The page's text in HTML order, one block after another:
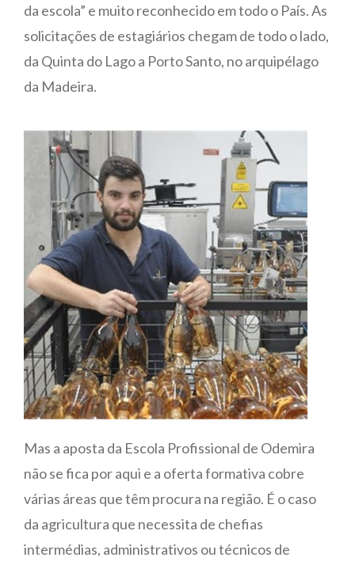
da escola” e muito reconhecido em todo o País. As
solicitações de estagiários chegam de todo o lado,
da Quinta do Lago a Porto Santo, no arquipélago
da Madeira.
Mas a aposta da Escola Profissional de Odemira
não se fica por aqui e a oferta formativa cobre
várias áreas que têm procura na região. É o caso
da agricultura que necessita de chefias
intermédias, administrativos ou técnicos de